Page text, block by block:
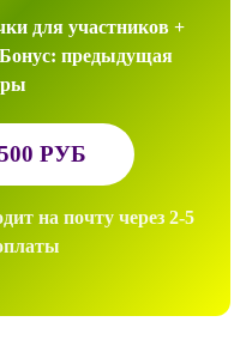
для участников +
предыдущая
РУБ
на почту через 2-5